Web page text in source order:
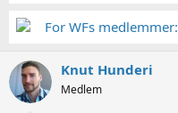
a
e
r
a
For WFs medlemmer:
Knut Hunderi
Medlem